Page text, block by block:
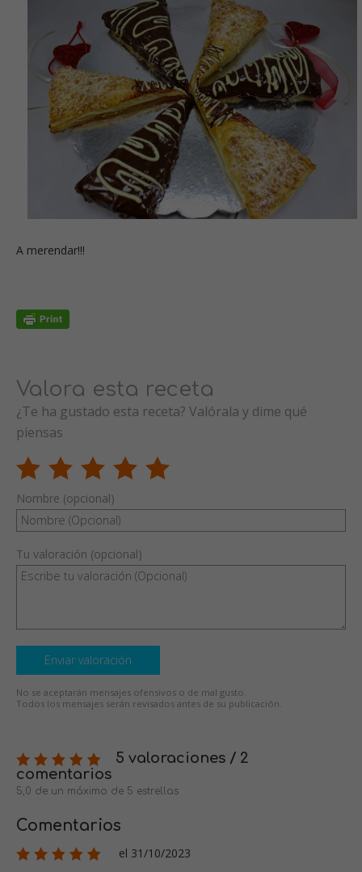
A merendar!!!
Valora esta receta
¿Te ha gustado esta receta? Valórala y dime qué
piensas
Nombre (opcional)
Tu valoración (opcional)
Enviar valoración
No se aceptarán mensajes ofensivos o de mal gusto.
Todos los mensajes serán revisados antes de su publicación.
5 valoraciones / 2
comentarios
5,0 de un máximo de 5 estrellas
Comentarios
el 31/10/2023